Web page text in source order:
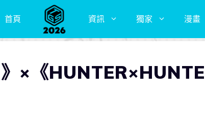
首頁 資訊 獨家 漫畫
×《